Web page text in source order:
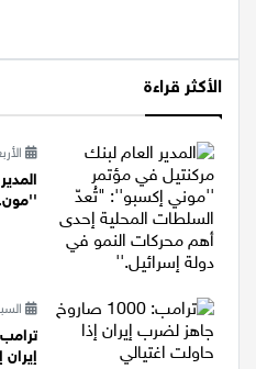
الأكثر قراءة
الأربعاء 08/
السبت 11/
إيران